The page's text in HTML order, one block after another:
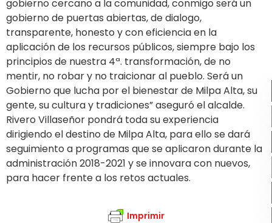
gobierno cercano a la comunidad, conmigo será un
gobierno de puertas abiertas, de dialogo,
transparente, honesto y con eficiencia en la
aplicación de los recursos públicos, siempre bajo los
principios de nuestra 4ª. transformación, de no
mentir, no robar y no traicionar al pueblo. Será un
Gobierno que lucha por el bienestar de Milpa Alta, su
gente, su cultura y tradiciones” aseguró el alcalde.
Rivero Villaseñor pondrá toda su experiencia
dirigiendo el destino de Milpa Alta, para ello se dará
seguimiento a programas que se aplicaron durante la
administración 2018-2021 y se innovara con nuevos,
para hacer frente a los retos actuales.
Imprimir